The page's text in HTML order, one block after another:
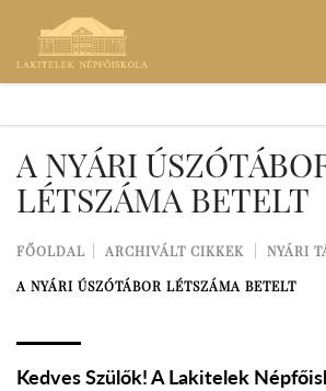
A NYÁRI
LÉTSZÁMA BETELT
FŐOLDAL ARCHIVÁLT CIKKEK
NYÁRI
A NYÁRI ÚSZÓTÁBOR LÉTSZÁMA BETELT
Kedves Szülők! A Lakitelek